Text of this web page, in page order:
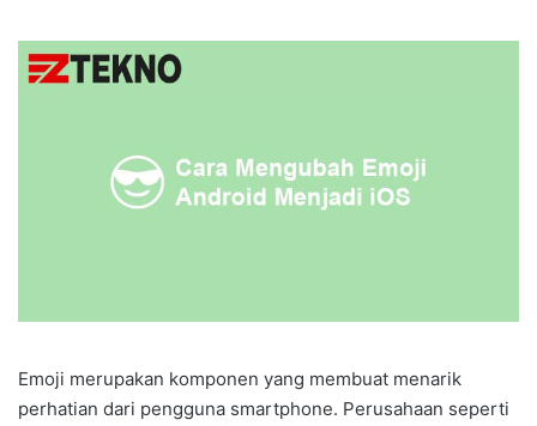
Emoji merupakan komponen yang membuat menarik
perhatian dari pengguna smartphone. Perusahaan seperti